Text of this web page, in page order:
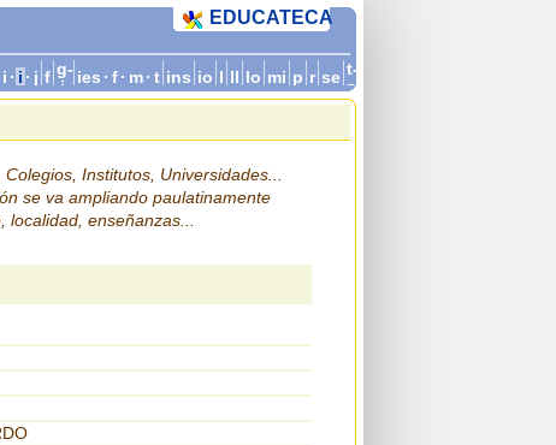
i · i · j f g-
i
ies · f · m · t ins io lo mi p r se t-
z
EDUCATECA
Institutos, Universidades...
se va ampliando paulatinamente
enseñanzas...